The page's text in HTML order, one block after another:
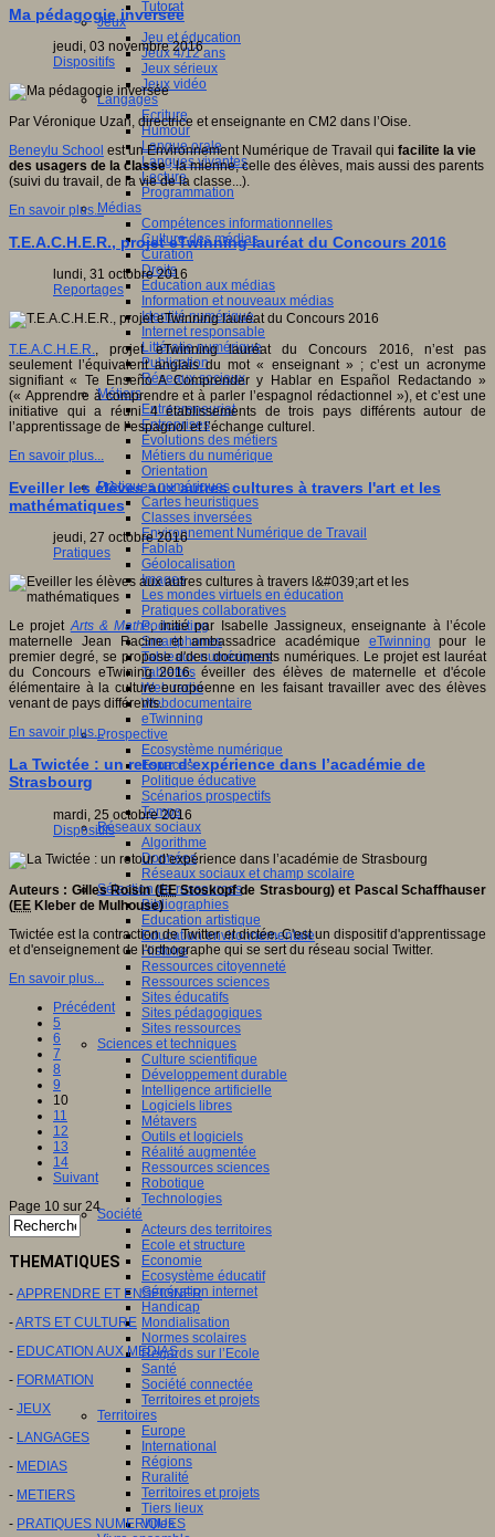
Tutorat
Jeux
Jeu et éducation
Jeux 4/12 ans
Jeux sérieux
Jeux vidéo
Langages
Ecriture
Humour
Langue orale
Langues vivantes
Lecture
Programmation
Médias
Compétences informationnelles
Culture des médias
Curation
Droits
Education aux médias
Information et nouveaux médias
Identité numérique
Internet responsable
Littératie numérique
Publication
Réseaux sociaux
Métiers
Entrepreneuriat
Entreprises
Evolutions des métiers
Métiers du numérique
Orientation
Pratiques numériques
Cartes heuristiques
Classes inversées
Environnement Numérique de Travail
Fablab
Géolocalisation
Images
Les mondes virtuels en éducation
Pratiques collaboratives
Podcasting
Smartphones
Tableaux numériques
Tablettes
Web radio
Webdocumentaire
eTwinning
Prospective
Ecosystème numérique
Espaces
Politique éducative
Scénarios prospectifs
Temps
Réseaux sociaux
Algorithme
Données
Réseaux sociaux et champ scolaire
Sélection de ressources
Bibliographies
Education artistique
Education environnementale
Histoire
Ressources citoyenneté
Ressources sciences
Sites éducatifs
Sites pédagogiques
Sites ressources
Sciences et techniques
Culture scientifique
Développement durable
Intelligence artificielle
Logiciels libres
Métavers
Outils et logiciels
Réalité augmentée
Ressources sciences
Robotique
Technologies
Société
Acteurs des territoires
Ecole et structure
Economie
Ecosystème éducatif
Génération internet
Handicap
Mondialisation
Normes scolaires
Regards sur l’Ecole
Santé
Société connectée
Territoires et projets
Territoires
Europe
International
Régions
Ruralité
Territoires et projets
Tiers lieux
Villes
Ma pédagogie inversée
jeudi, 03 novembre 2016
Dispositifs
Par Véronique Uzan, directrice et enseignante en CM2 dans l’Oise.
Beneylu School est un Environnement Numérique de Travail qui facilite la vie
des usagers de la classe: la mienne, celle des élèves, mais aussi des parents
(suivi du travail, de la vie de la classe...).
En savoir plus...
T.E.A.C.H.E.R., projet eTwinning lauréat du Concours 2016
lundi, 31 octobre 2016
Reportages
T.E.A.C.H.E.R., projet eTwinning lauréat du Concours 2016, n’est pas
seulement l’équivalent anglais du mot « enseignant » ; c’est un acronyme
signifiant « Te Enseño A Comprender y Hablar en Español Redactando »
(« Apprendre à comprendre et à parler l’espagnol rédactionnel »), et c’est une
initiative qui a réuni 4 établissements de trois pays différents autour de
l’apprentissage de l’espagnol et l’échange culturel.
En savoir plus...
Eveiller les élèves aux autres cultures à travers l'art et les
mathématiques
jeudi, 27 octobre 2016
Pratiques
Le projetArts & Maths, initié par Isabelle Jassigneux, enseignante à l’école
maternelle Jean Racine et ambassadrice académique eTwinning pour le
premier degré, se propose d'des documents numériques. Le projet est lauréat
du Concours eTwining 2016. éveiller des élèves de maternelle et d'école
élémentaire à la culture européenne en les faisant travailler avec des élèves
venant de pays différents.
En savoir plus...
La Twictée : un retour d’expérience dans l’académie de
Strasbourg
mardi, 25 octobre 2016
Dispositifs
Auteurs : Gilles Roisin (EEStoskopf de Strasbourg) et Pascal Schaffhauser
(EE Kleber de Mulhouse)
Twictée est la contraction de Twitter et dictée. C'est un dispositif d'apprentissage
et d'enseignement de l'orthographe qui se sert du réseau social Twitter.
En savoir plus...
Précédent
5
6
7
8
9
10
11
12
13
14
Suivant
Page 10 sur 24
THEMATIQUES
- APPRENDRE ET ENSEIGNER
-ARTS ET CULTURE
- EDUCATION AUX MEDIAS
- FORMATION
- JEUX
- LANGAGES
- MEDIAS
- METIERS
- PRATIQUES NUMERIQUES